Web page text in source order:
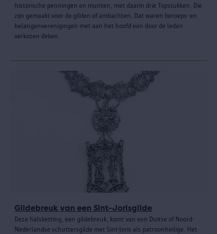
historische penningen en munten, met daarin drie Topstukken. Die
zijn gemaakt voor de gilden of ambachten. Dat waren beroeps- en
belangenverenigingen met aan het hoofd een door de leden
verkozen deken.
Gildebreuk van een Sint-Jorisgilde
Deze halsketting, een gildebreuk, komt van een Duitse of Noord-
Nederlandse schuttersgilde met Sint-Joris als patroonheilige. Het